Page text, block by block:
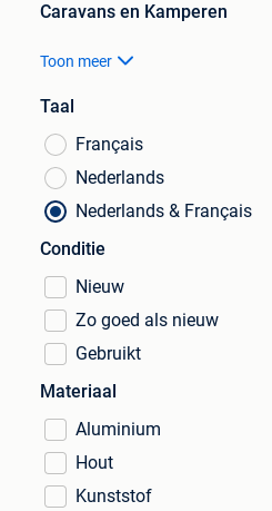
Caravans en Kamperen
Toon meer
Taal
Français
Nederlands
Nederlands & Français
Conditie
Nieuw
Zo goed als nieuw
Gebruikt
Materiaal
Aluminium
Hout
Kunststof